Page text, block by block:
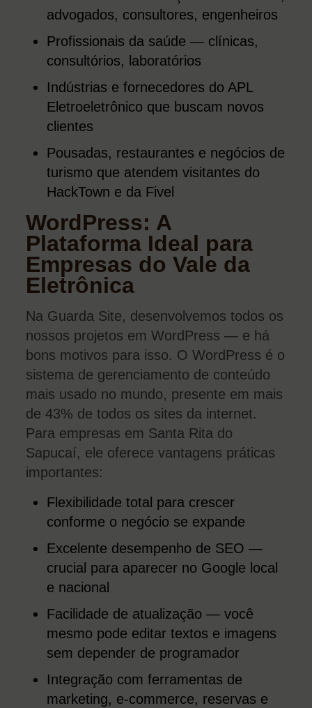
advogados, consultores, engenheiros
Profissionais da saúde — clínicas,
consultórios, laboratórios
Indústrias e fornecedores do APL
Eletroeletrônico que buscam novos
clientes
Pousadas, restaurantes e negócios de
turismo que atendem visitantes do
HackTown e da Fivel
WordPress: A
Plataforma Ideal para
Empresas do Vale da
Eletrônica
Na Guarda Site, desenvolvemos todos os
nossos projetos em WordPress — e há
bons motivos para isso. O WordPress é o
sistema de gerenciamento de conteúdo
mais usado no mundo, presente em mais
de 43% de todos os sites da internet.
Para empresas em Santa Rita do
Sapucaí, ele oferece vantagens práticas
importantes:
Flexibilidade total para crescer
conforme o negócio se expande
Excelente desempenho de SEO —
crucial para aparecer no Google local
e nacional
Facilidade de atualização — você
mesmo pode editar textos e imagens
sem depender de programador
Integração com ferramentas de
marketing, e-commerce, reservas e